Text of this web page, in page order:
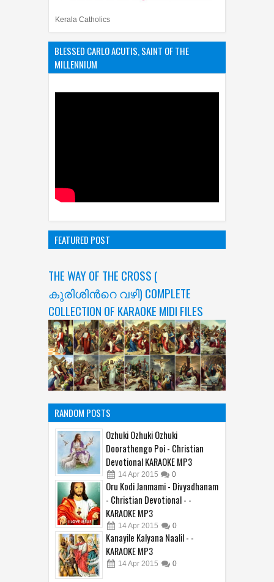
Kerala Catholics
BLESSED CARLO ACUTIS, SAINT OF THE
MILLENNIUM
FEATURED POST
THE WAY OF THE CROSS (
കുരിശിന്‍റെ വഴി) COMPLETE
COLLECTION OF KARAOKE MIDI FILES
RANDOM POSTS
Ozhuki Ozhuki Ozhuki
Doorathengo Poi - Christian
Devotional KARAOKE MP3
14Apr 2015 0
Oru Kodi Janmami - Divyadhanam
- Christian Devotional - -
KARAOKE MP3
14Apr 2015 0
Kanayile Kalyana Naalil - -
KARAOKE MP3
14Apr 2015 0